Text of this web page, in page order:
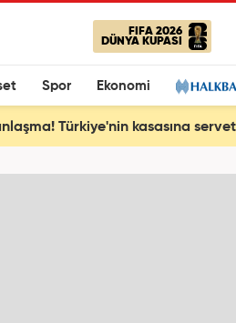
FIFA 2026
DÜNYA KUPASI
Spor Ekonomi
Türkiye'nin kasasına